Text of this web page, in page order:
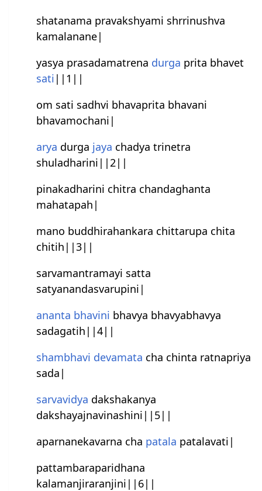
shatanama pravakshyami shrrinushva​
kamalanane|
yasya prasadamatrena durga prita bhavet
sati ||1||
om sati sadhvi bhavaprita bhavani
bhavamochani|
arya durga jaya chadya trinetra
shuladharini||2||
pinakadharini chitra chandaghanta
mahatapah|
mano buddhirahankara chittarupa chita
chitih||3||
sarvamantramayi satta
satyanandasvarupini|
ananta bhavini bhavya bhavyabhavya
sadagatih||4||
shambhavi devamata cha chinta rat‍‌napriya
sada|
sarvavidya dakshakanya
dakshayajnavinashini||5||
aparnanekavarna cha patala patalavati|
pattambaraparidhana
kalamanjiraranjini||6||